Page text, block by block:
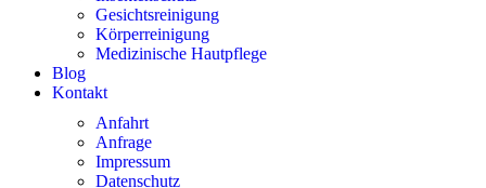
Gesichtsreinigung
Körperreinigung
Medizinische Hautpflege
Blog
Kontakt
Anfahrt
Anfrage
Impressum
Datenschutz